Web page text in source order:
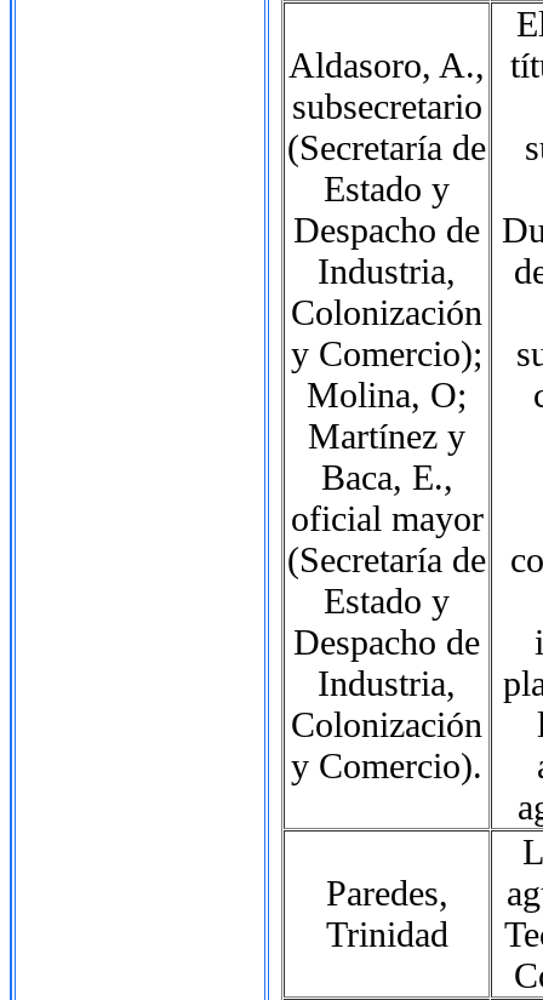
Aldasoro, A.,
subsecretario
(Secretaría de
Estado y
Despacho de
Industria,
Colonización
y Comercio);
Molina, O;
Martínez y
Baca, E.,
oficial mayor
(Secretaría de
Estado y
Despacho de
Industria,
Colonización
y Comercio).
Paredes,
Trinidad